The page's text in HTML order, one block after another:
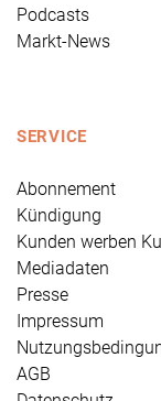
Podcasts
Markt-News
SERVICE
Abonnement
Kündigung
Kunden werben
Mediadaten
Presse
Impressum
AGB